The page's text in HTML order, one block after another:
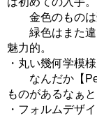
金色のものは
緑色はまた違
魅力的。
・丸い幾何学模様
なんだか【
ものがあるなぁ
・フォルムデザ